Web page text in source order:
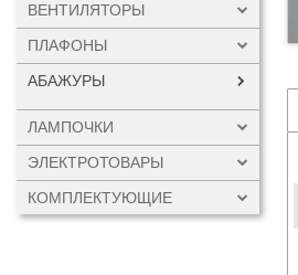
ВЕНТИЛЯТОРЫ
ПЛАФОНЫ
АБАЖУРЫ
ЛАМПОЧКИ
ЭЛЕКТРОТОВАРЫ
КОМПЛЕКТУЮЩИЕ